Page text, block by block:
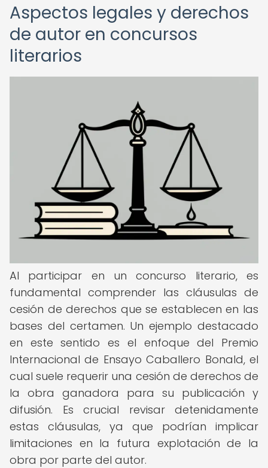
Aspectos legales y derechos
de autor en concursos
literarios
Al participar en un concurso literario, es
fundamental comprender las cláusulas de
cesión de derechos que se establecen en las
bases del certamen. Un ejemplo destacado
en este sentido es el enfoque del Premio
Internacional de Ensayo Caballero Bonald, el
cual suele requerir una cesión de derechos de
la obra ganadora para su publicación y
difusión. Es crucial revisar detenidamente
estas cláusulas, ya que podrían implicar
limitaciones en la futura explotación de la
obra por parte del autor.